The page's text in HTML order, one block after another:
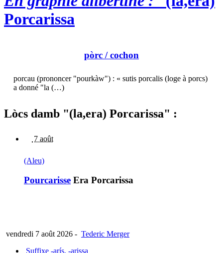
Porcarissa
pòrc / cochon
porcau (prononcer "pourkàw") : « sutis porcalis (loge à porcs)
a donné "la (…)
Lòcs damb "(la,era) Porcarissa" :
7 août
(Aleu)
Pourcarisse Era Porcarissa
vendredi 7 août 2026 - Tederic Merger
Suffixe -arís, -arissa